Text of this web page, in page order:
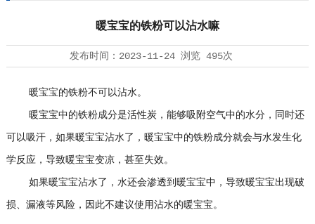
暖宝宝的铁粉可以沾水嘛
发布时间： 2023-11-24浏览 495次
暖宝宝的铁粉不可以沾水。
暖宝宝中的铁粉成分是活性炭，能够吸附空气中的水分，同时还
可以吸汗，如果暖宝宝沾水了，暖宝宝中的铁粉成分就会与水发生化
学反应，导致暖宝宝变凉，甚至失效。
如果暖宝宝沾水了，水还会渗透到暖宝宝中，导致暖宝宝出现破
损、漏液等风险，因此不建议使用沾水的暖宝宝。